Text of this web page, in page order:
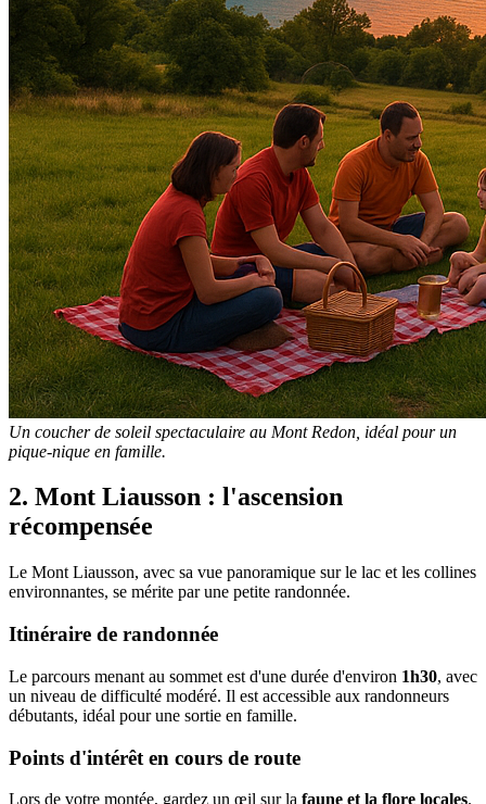
Un coucher de soleil spectaculaire au Mont Redon, idéal pour un
pique-nique en famille.
2. Mont Liausson : l'ascension
récompensée
Le Mont Liausson, avec sa vue panoramique sur le lac et les collines
environnantes, se mérite par une petite randonnée.
Itinéraire de randonnée
Le parcours menant au sommet est d'une durée d'environ 1h30, avec
un niveau de difficulté modéré. Il est accessible aux randonneurs
débutants, idéal pour une sortie en famille.
Points d'intérêt en cours de route
Lors de votre montée, gardez un œil sur la faune et la flore locales.